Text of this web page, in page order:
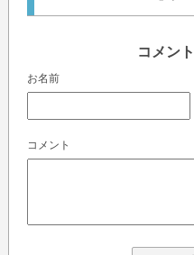
コメン
お名前
コメント